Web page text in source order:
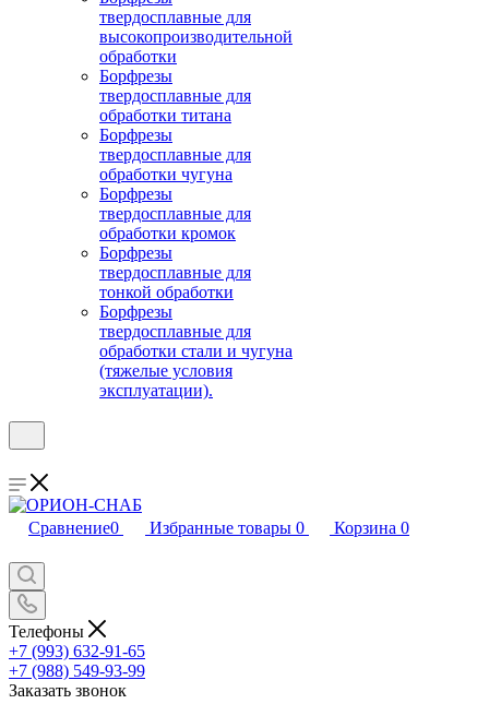
твердосплавные для
высокопроизводительной
обработки
Борфрезы
твердосплавные для
обработки титана
Борфрезы
твердосплавные для
обработки чугуна
Борфрезы
твердосплавные для
обработки кромок
Борфрезы
твердосплавные для
тонкой обработки
Борфрезы
твердосплавные для
обработки стали и чугуна
(тяжелые условия
эксплуатации).
Сравнение0 Избранные товары 0 Корзина 0
Телефоны
+7 (993) 632-91-65
+7 (988) 549-93-99
Заказать звонок